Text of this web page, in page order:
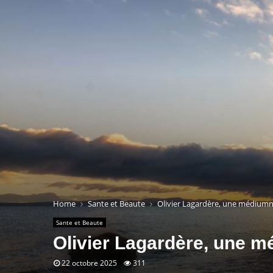
Home Sante et Beaute Olivier Lagardère, une
Sante et Beaute
Olivier Lagardère, une
22 octobre 2025 311